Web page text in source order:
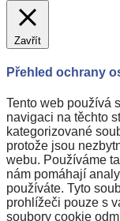
Zavřít
Přehled ochrany
Tento web používá
navigaci na těchto
kategorizované
protože jsou
webu. Používáme
nám pomáhají
používáte. Tyto
prohlížeči pouze s
soubory cookie